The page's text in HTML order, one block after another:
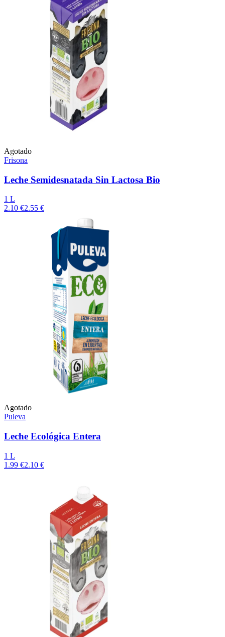
Agotado
Frisona
Leche Semidesnatada Sin Lactosa Bio
1 L
2.10 €2.55 €
Agotado
Puleva
Leche Ecológica Entera
1 L
1.99 €2.10 €